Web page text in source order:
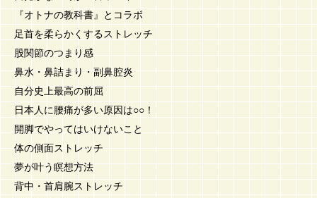
『オトナの教科書』とコラボ
足首を柔らかくするストレッチ
股関節のつまり感
鼻水・鼻詰まり・副鼻腔炎
自分史上最高の前屈
日本人に腰痛が多い原因は○○！
開脚でやってはいけないこと
体の側面ストレッチ
夢が叶う瞑想方法
背中・首肩腕ストレッチ